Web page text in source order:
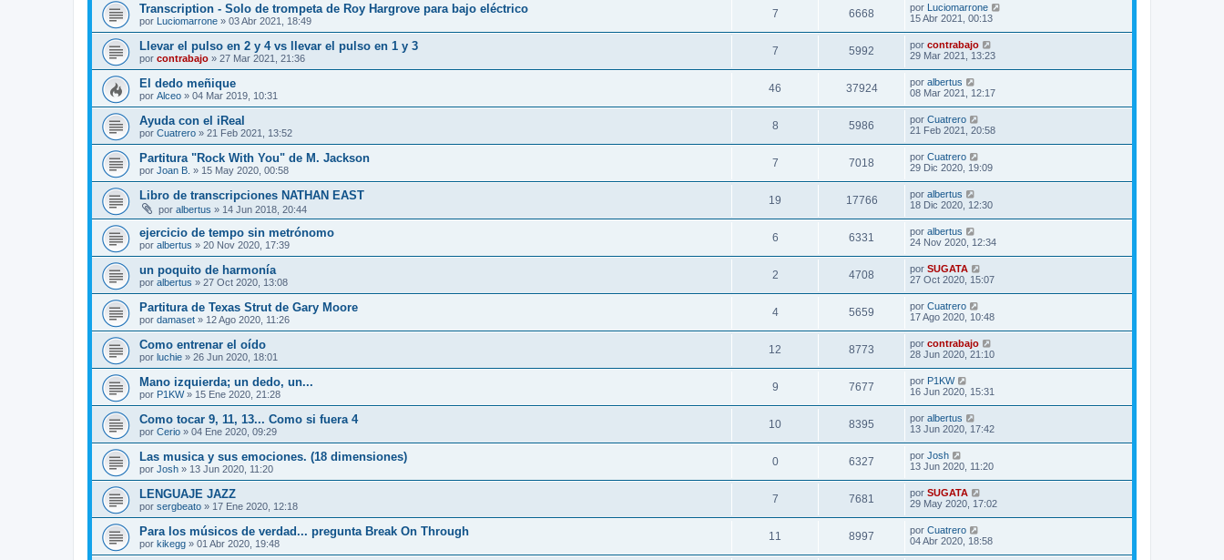
Transcription - Solo de trompeta de Roy Hargrove para bajo eléctrico
por Luciomarrone » 03 Abr 2021, 18:49
7 6668 por Luciomarrone
15 Abr 2021, 00:13
Llevar el pulso en 2 y 4 vs llevar el pulso en 1 y 3
por contrabajo » 27 Mar 2021, 21:36
7 5992 por contrabajo
29 Mar 2021, 13:23
El dedo meñique
por Alceo » 04 Mar 2019, 10:31
46 37924 por albertus
08 Mar 2021, 12:17
Ayuda con el iReal
por Cuatrero » 21 Feb 2021, 13:52
8 5986 por Cuatrero
21 Feb 2021, 20:58
Partitura "Rock With You" de M. Jackson
por Joan B. » 15 May 2020, 00:58
7 7018 por Cuatrero
29 Dic 2020, 19:09
Libro de transcripciones NATHAN EAST
por albertus » 14 Jun 2018, 20:44
19 17766 por albertus
18 Dic 2020, 12:30
ejercicio de tempo sin metrónomo
por albertus » 20 Nov 2020, 17:39
6 6331 por albertus
24 Nov 2020, 12:34
un poquito de harmonía
por albertus » 27 Oct 2020, 13:08
2 4708 por SUGATA
27 Oct 2020, 15:07
Partitura de Texas Strut de Gary Moore
por damaset » 12 Ago 2020, 11:26
4 5659 por Cuatrero
17 Ago 2020, 10:48
Como entrenar el oído
por luchie » 26 Jun 2020, 18:01
12 8773 por contrabajo
28 Jun 2020, 21:10
Mano izquierda; un dedo, un...
por P1KW» 15 Ene 2020, 21:28
9 7677 por P1KW
16 Jun 2020, 15:31
Como tocar 9, 11, 13... Como si fuera 4
por Cerio » 04 Ene 2020, 09:29
10 8395 por albertus
13 Jun 2020, 17:42
Las musica y sus emociones. (18 dimensiones)
por Josh » 13 Jun 2020, 11:20
0 6327 por Josh
13 Jun 2020, 11:20
LENGUAJE JAZZ
por sergbeato » 17 Ene 2020, 12:18
7 7681 por SUGATA
29 May 2020, 17:02
Para los músicos de verdad... pregunta Break On Through
por kikegg » 01 Abr 2020, 19:48
11 8997 por Cuatrero
04 Abr 2020, 18:58